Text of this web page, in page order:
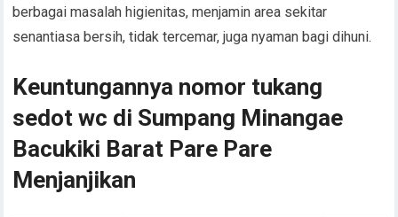
berbagai masalah higienitas, menjamin area sekitar
senantiasa bersih, tidak tercemar, juga nyaman bagi dihuni.
Keuntungannya nomor tukang
sedot wc di Sumpang Minangae
Bacukiki Barat Pare Pare
Menjanjikan